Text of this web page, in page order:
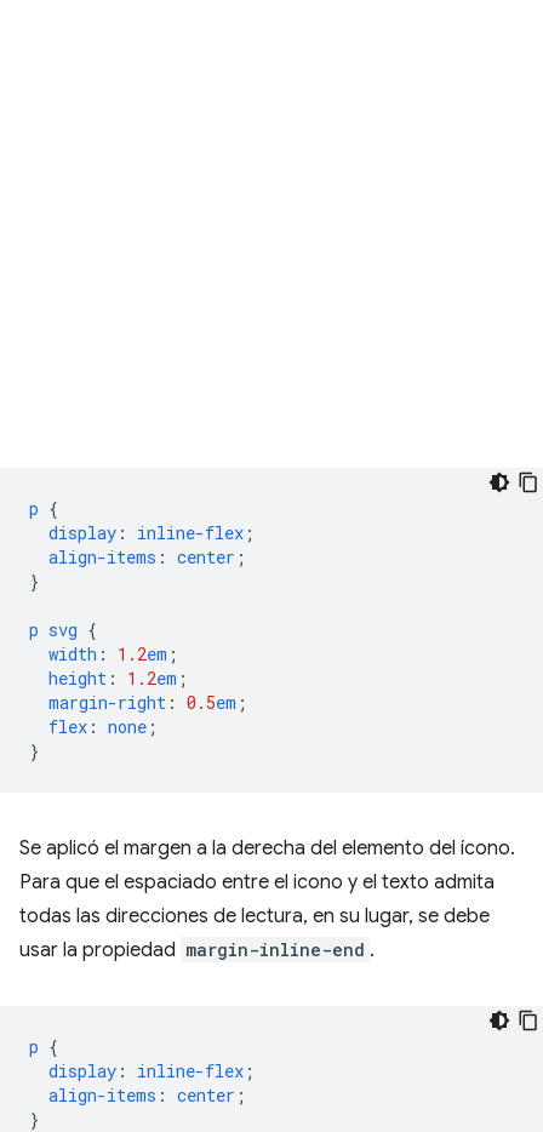
p {
display : inline-flex ;
align-items : center ;
}
p svg {
width : 1.2em ;
height : 1.2em ;
margin-right : 0.5em ;
flex : none ;
}
Se aplicó el margen a la derecha del elemento del ícono.
Para que el espaciado entre el icono y el texto admita
todas las direcciones de lectura, en su lugar, se debe
usar la propiedad margin-inline-end .
p {
display : inline-flex ;
align-items : center ;
}